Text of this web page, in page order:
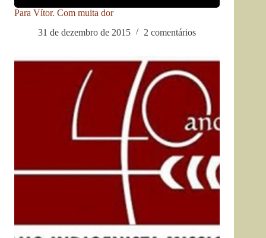
Para Vítor. Com muita dor
31 de dezembro de 2015
2 comentários